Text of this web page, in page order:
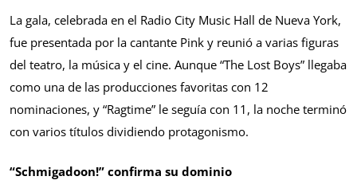
La gala, celebrada en el Radio City Music Hall de Nueva York,
fue presentada por la cantante Pink y reunió a varias figuras
del teatro, la música y el cine. Aunque “The Lost Boys” llegaba
como una de las producciones favoritas con 12
nominaciones, y “Ragtime” le seguía con 11, la noche terminó
con varios títulos dividiendo protagonismo.
“Schmigadoon!” confirma su dominio